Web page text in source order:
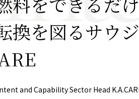
サマース
換を図るサウ
and Capability Sector Head